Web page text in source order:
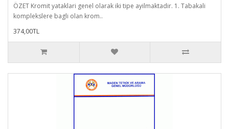
ÖZET Kromit yataklari genel olarak iki tipe ayilmaktadir. 1. Tabakali
komplekslere bagli olan krom..
374,00TL